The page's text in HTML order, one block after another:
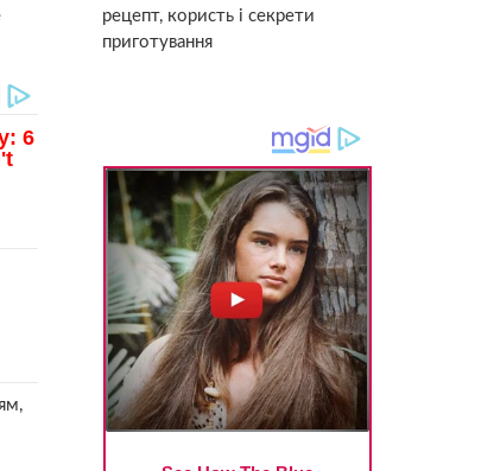
рецепт, користь і секрети
приготування